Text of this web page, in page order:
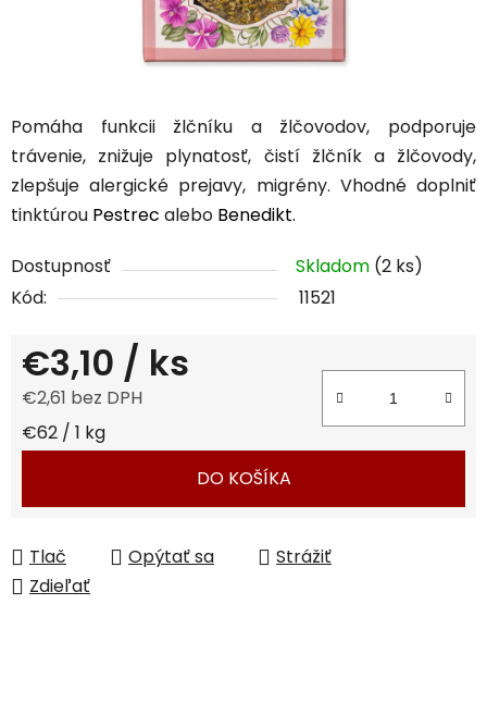
Pomáha funkcii žlčníku a žlčovodov, podporuje
trávenie, znižuje plynatosť, čistí žlčník a žlčovody,
zlepšuje alergické prejavy, migrény. Vhodné doplniť
tinktúrou Pestrec alebo Benedikt.
Dostupnosť Skladom (2 ks)
Kód:
11521
€3,10 / ks
€2,61 bez DPH
Jednotková cena:
€62 / 1 kg
DO KOŠÍKA
Tlač Opýtať sa
Strážiť
Zdieľať